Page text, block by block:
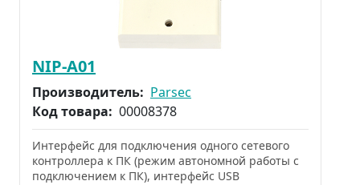
NIP-A01
Производитель: Parsec
Код товара: 00008378
Интерфейс для подключения одного сетевого
контроллера к ПК (режим автономной работы с
подключением к ПК), интерфейс USB